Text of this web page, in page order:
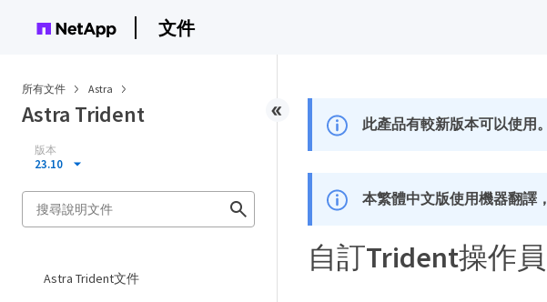
文件
所有文件 Astra
Astra Trident
版本
23.10
Astra Trident文件
此產品有較新版本可以使用。
本繁體中文版使用機器翻譯
自訂Trident操作